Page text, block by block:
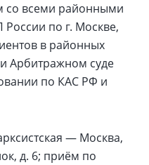
со всеми районными
по г. Москве,
в районных
Арбитражном суде
по КАС РФ и
— Москва,
д. 6; приём по